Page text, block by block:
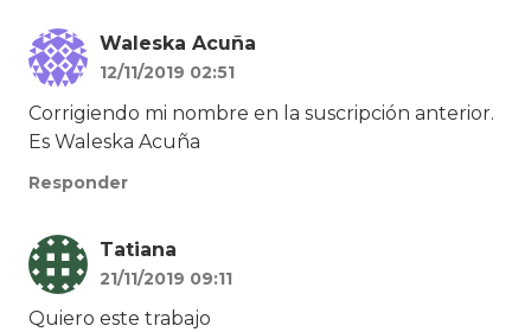
Waleska Acuña
12/11/2019 02:51
Corrigiendo mi nombre en la suscripción anterior.
Es Waleska Acuña
Responder
Tatiana
21/11/2019 09:11
Quiero este trabajo